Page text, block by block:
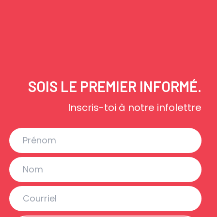
SOIS LE PREMIER INFORMÉ.
Inscris-toi à notre infolettre